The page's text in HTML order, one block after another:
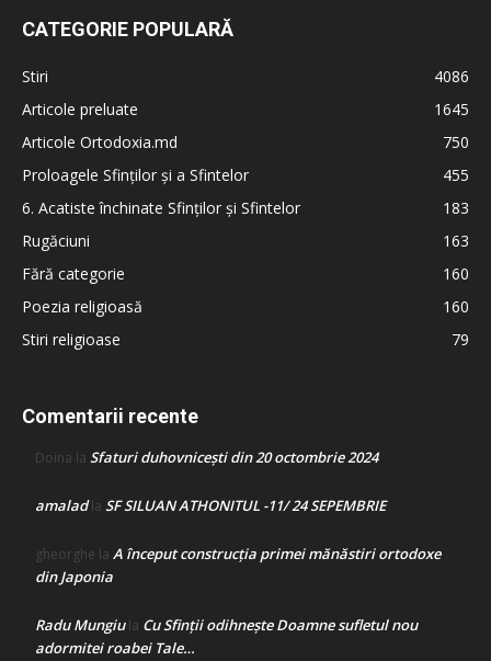
CATEGORIE POPULARĂ
Stiri
4086
Articole preluate
1645
Articole Ortodoxia.md
750
Proloagele Sfinților și a Sfintelor
455
6. Acatiste închinate Sfinților și Sfintelor
183
Rugăciuni
163
Fără categorie
160
Poezia religioasă
160
Stiri religioase
79
Comentarii recente
Doina la Sfaturi duhovnicești din 20 octombrie 2024
amaladla SF SILUAN ATHONITUL -11/ 24 SEPEMBRIE
gheorghe la A început construcţia primei mănăstiri ortodoxe
din Japonia
Radu Mungiula Cu Sfinții odihnește Doamne sufletul nou
adormitei roabei Tale…